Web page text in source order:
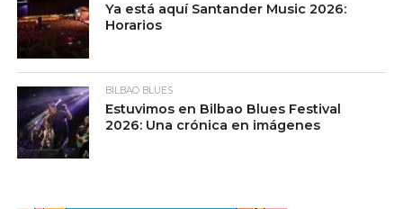
Ya está aquí Santander Music 2026:
Horarios
BILBAO BLUES
Estuvimos en Bilbao Blues Festival
2026: Una crónica en imágenes